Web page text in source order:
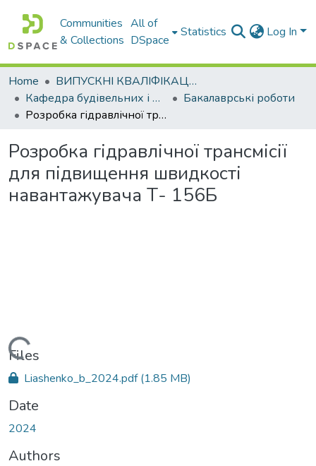
Communities
& Collections
All of
DSpace
Statistics Log In
Home
ВИПУСКНІ КВАЛІФІКАЦІЙНІ РОБОТИ
Кафедра будівельних і дорожніх машин
Бакалаврські роботи
Розробка гідравлічної трансмісії для підвищення швидкості навантажувача Т- 156Б
Розробка гідравлічної трансмісії
для підвищення швидкості
навантажувача Т- 156Б
Loading...
Files
Liashenko_b_2024.pdf(1.85 MB)
Date
2024
Authors